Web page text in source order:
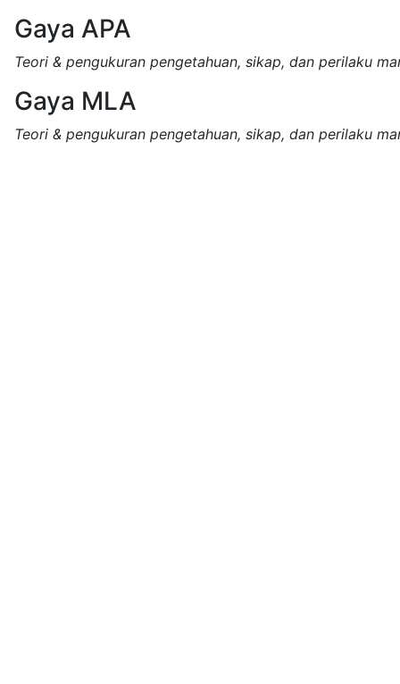
Gaya APA
Teori & pengukuran pengetahuan, sikap, dan perilaku
Gaya MLA
Teori & pengukuran pengetahuan, sikap, dan perilaku